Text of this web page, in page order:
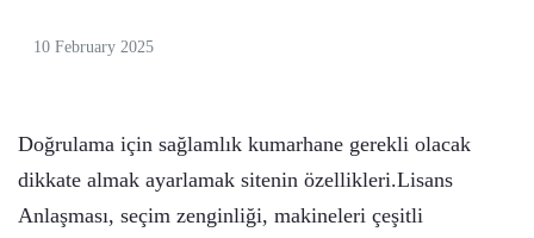
10 February 2025
Doğrulama için sağlamlık kumarhane gerekli olacak
dikkate almak ayarlamak sitenin özellikleri.Lisans
Anlaşması, seçim zenginliği, makineleri çeşitli